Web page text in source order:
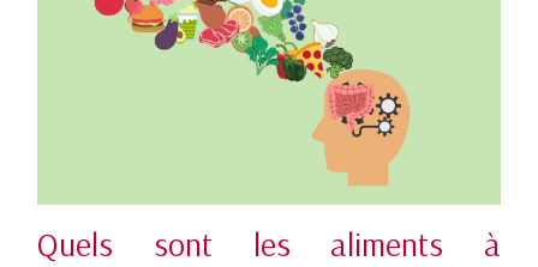
Quels sont les aliments à